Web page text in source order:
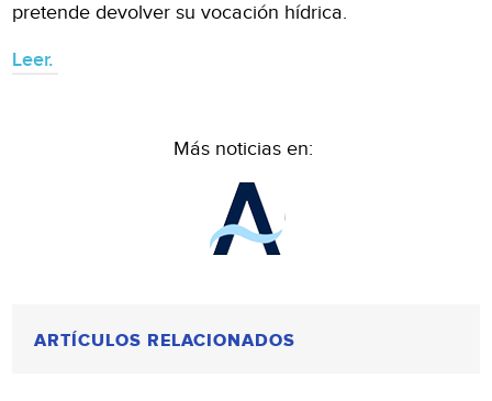
pretende devolver su vocación hídrica.
Leer.
Más noticias en:
ARTÍCULOS RELACIONADOS